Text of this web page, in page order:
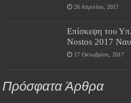
26 Απριλίου, 2017
Επίσκεψη του
Nostos 2017
17 Οκτωβρίου, 2017
Πρόσφατα Άρθρα